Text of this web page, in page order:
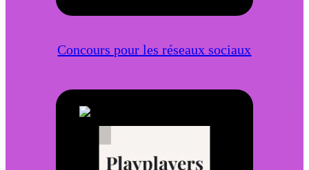
Concours pour les réseaux sociaux